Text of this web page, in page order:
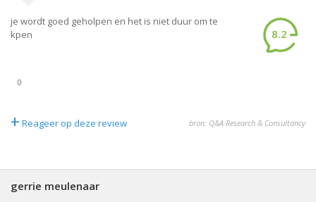
je wordt goed geholpen en het is niet duur om te
kpen
8.2
0
+ Reageer op deze review bron: Q&A Research & Consultancy
gerrie meulenaar